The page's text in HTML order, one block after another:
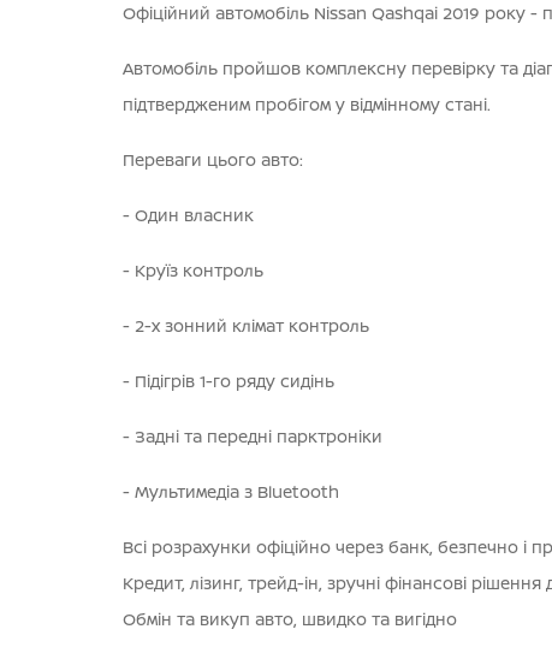
Офіційний автомобіль Nissan Qashqai 2019 року -
Автомобіль пройшов комплексну перевірку та
підтвердженим пробігом у відмінному стані.
Переваги цього авто:
- Один власник
- Круїз контроль
- 2-х зонний клімат контроль
- Підігрів 1-го ряду сидінь
- Задні та передні парктроніки
- Мультимедіа з Bluetooth
Всі розрахунки офіційно через банк, безпечно і
Кредит, лізинг, трейд-ін, зручні фінансові рішення
Обмін та викуп авто, швидко та вигідно